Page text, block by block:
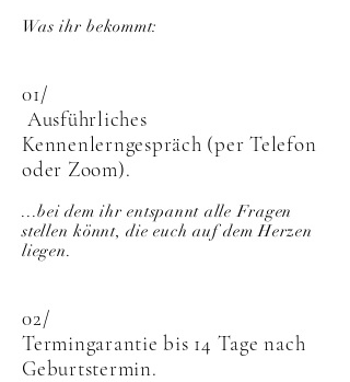
Was ihr bekommt:
01/
Ausführliches
Kennenlerngespräch (per Telefon
oder Zoom).
...bei dem ihr entspannt alle Fragen
stellen könnt, die euch auf dem Herzen
liegen.
02/
Termingarantie bis 14 Tage nach
Geburtstermin.